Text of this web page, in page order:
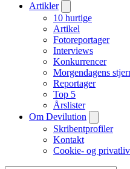
Artikler
10 hurtige
Artikel
Fotoreportager
Interviews
Konkurrencer
Morgendagens
Reportager
Top 5
Årslister
Om Devilution
Skribentprofiler
Kontakt
Cookie- og